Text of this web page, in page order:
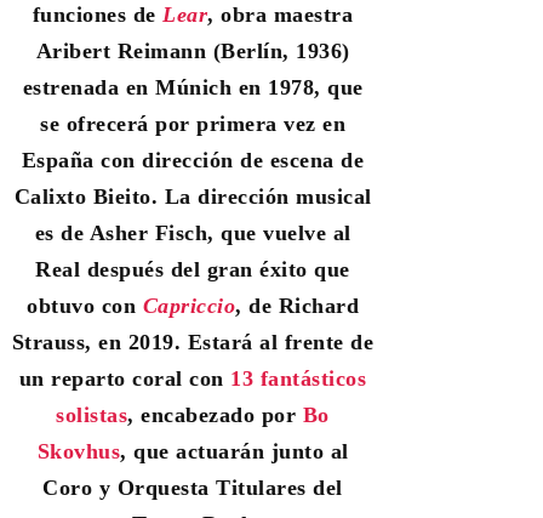
funciones de Lear, obra maestra
Aribert Reimann (Berlín, 1936)
estrenada en Múnich en 1978, que
se ofrecerá por primera vez en
España con dirección de escena de
Calixto Bieito. La dirección musical
es de Asher Fisch, que vuelve al
Real después del gran éxito que
obtuvo con Capriccio,de Richard
Strauss, en 2019. Estará al frente de
un reparto coral con 13 fantásticos
solistas, encabezado por Bo
Skovhus, que actuarán junto al
Coro y Orquesta Titulares del